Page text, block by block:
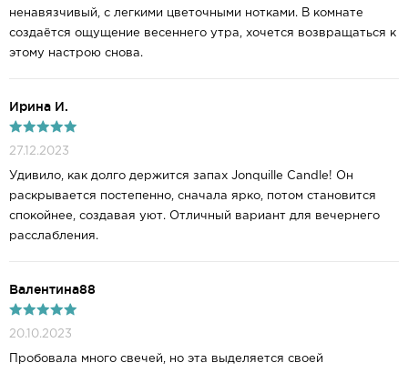
ненавязчивый, с легкими цветочными нотками. В комнате
создаётся ощущение весеннего утра, хочется возвращаться к
этому настрою снова.
Ирина И.
27.12.2023
Удивило, как долго держится запах Jonquille Candle! Он
раскрывается постепенно, сначала ярко, потом становится
спокойнее, создавая уют. Отличный вариант для вечернего
расслабления.
Валентина88
20.10.2023
Пробовала много свечей, но эта выделяется своей